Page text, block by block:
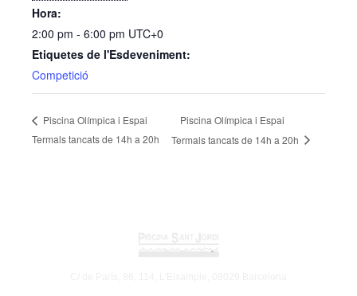
Hora:
2:00 pm - 6:00 pm UTC+0
Etiquetes de l'Esdeveniment:
Competició
Piscina Olímpica i Espai
Termals tancats de 14h a 20h
Piscina Olímpica i Espai
Termals tancats de 14h a 20h